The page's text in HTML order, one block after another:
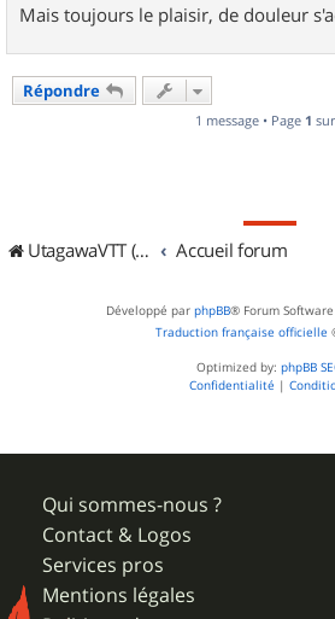
Mais toujours le plaisir, de douleur
Répondre
1 message • Page 1 sur
UtagawaVTT (Randos VTT et VTTAE avec traces GPS) Accueil forum
Développé par phpBB® Forum
Traduction française officielle
Optimized by: phpBB
Confidentialité |
Qui sommes-nous ?
Contact & Logos
Services pros
Mentions légales